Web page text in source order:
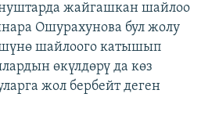
жайгашкан шайлоо
Ошурахунова бул жолу
шайлоого катышып
өкүлдөрү да көз
жол бербейт деген